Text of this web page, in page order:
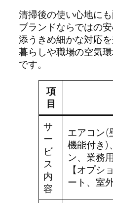
清掃後の使い心地に
ブランドならではの
添うきめ細かな対応
暮らしや職場の空気
です。
項
目
サ
ー
ビ
ス
内
容
エアコン(
機能付き)
ン、業務
【オプシ
ート、室